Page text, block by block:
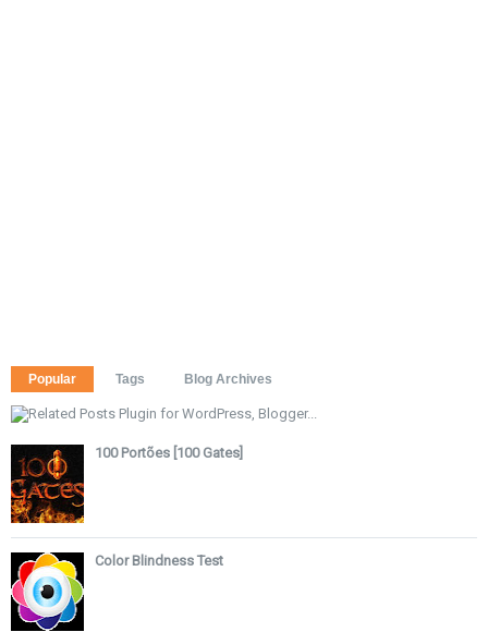
Popular Tags Blog Archives
100 Portões [100 Gates]
Color Blindness Test